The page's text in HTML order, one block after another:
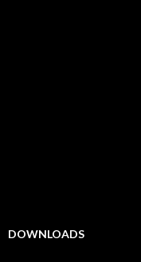
DOWNLOADS